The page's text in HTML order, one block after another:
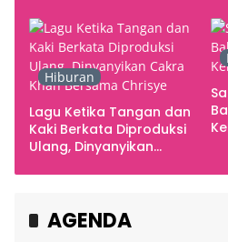
Hiburan
Lagu Ketika Tangan dan
Kaki Berkata Diproduksi
Ulang, Dinyanyikan
Chrisye
AGENDA